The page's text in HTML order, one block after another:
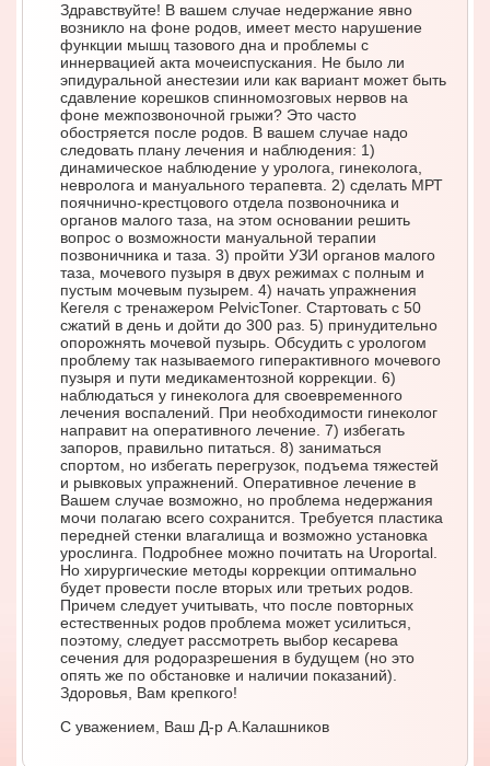
Здравствуйте! В вашем случае недержание явно
возникло на фоне родов, имеет место нарушение
функции мышц тазового дна и проблемы с
иннервацией акта мочеиспускания. Не было ли
эпидуральной анестезии или как вариант может быть
сдавление корешков спинномозговых нервов на
фоне межпозвоночной грыжи? Это часто
обостряется после родов. В вашем случае надо
следовать плану лечения и наблюдения: 1)
динамическое наблюдение у уролога, гинеколога,
невролога и мануального терапевта. 2) сделать МРТ
поячнично-крестцового отдела позвоночника и
органов малого таза, на этом основании решить
вопрос о возможности мануальной терапии
позвоничника и таза. 3) пройти УЗИ органов малого
таза, мочевого пузыря в двух режимах с полным и
пустым мочевым пузырем. 4) начать упражнения
Кегеля с тренажером PelvicToner. Стартовать с 50
сжатий в день и дойти до 300 раз. 5) принудительно
опорожнять мочевой пузырь. Обсудить с урологом
проблему так называемого гиперактивного мочевого
пузыря и пути медикаментозной коррекции. 6)
наблюдаться у гинеколога для своевременного
лечения воспалений. При необходимости гинеколог
направит на оперативного лечение. 7) избегать
запоров, правильно питаться. 8) заниматься
спортом, но избегать перегрузок, подъема тяжестей
и рывковых упражнений. Оперативное лечение в
Вашем случае возможно, но проблема недержания
мочи полагаю всего сохранится. Требуется пластика
передней стенки влагалища и возможно установка
урослинга. Подробнее можно почитать на Uroportal.
Но хирургические методы коррекции оптимально
будет провести после вторых или третьих родов.
Причем следует учитывать, что после повторных
естественных родов проблема может усилиться,
поэтому, следует рассмотреть выбор кесарева
сечения для родоразрешения в будущем (но это
опять же по обстановке и наличии показаний).
Здоровья, Вам крепкого!
С уважением, Ваш Д-р А.Калашников